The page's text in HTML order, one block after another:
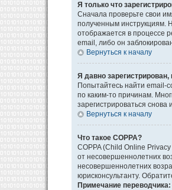
Я только что
Сначала проверьте свои
полученным инструкциям.
отображается в процессе
email, либо он
Вернуться к началу
Я давно
Попытайтесь найти email-
по каким-то причинам.
зарегистрироваться снова
Вернуться к началу
Что такое COPPA?
COPPA (Child Online
от несовершеннолетних
несовершеннолетних
юрисконсультанту.
Примечание